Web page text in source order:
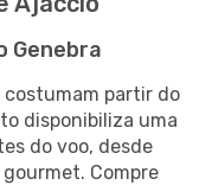
Genebra
costumam partir do
disponibiliza uma
do voo, desde
Compre